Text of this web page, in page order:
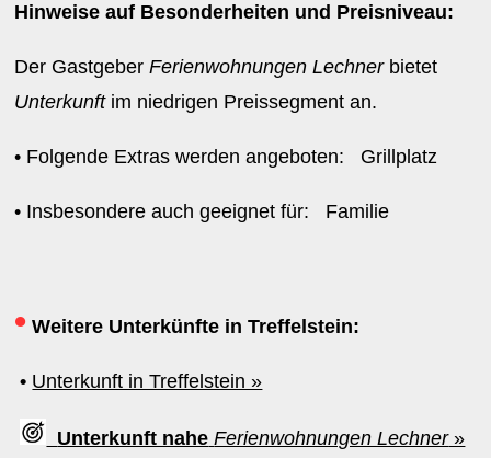
Hinweise auf Besonderheiten und Preisniveau:
Der GastgeberFerienwohnungen Lechnerbietet
Unterkunftim niedrigen Preissegment an.
• Folgende Extras werden angeboten: Grillplatz
• Insbesondere auch geeignet für: Familie
• Weitere Unterkünfte in Treffelstein:
• Unterkunft in Treffelstein »
Unterkunft nahe Ferienwohnungen Lechner»